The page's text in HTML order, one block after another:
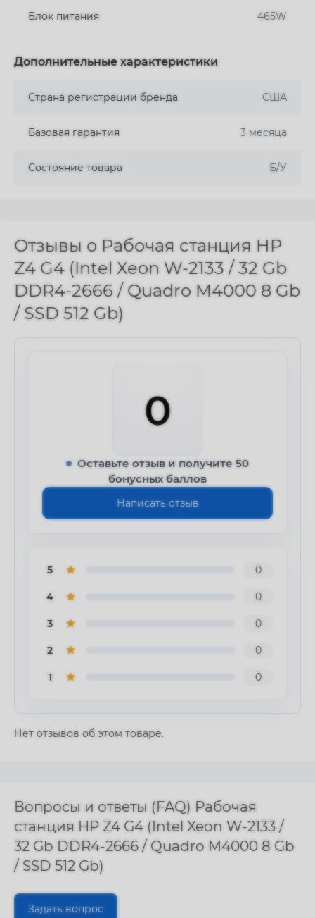
Блок питания 465W
Дополнительные характеристики
Страна регистрации бренда США
Базовая гарантия 3 месяца
Состояние товара Б/У
Отзывы о Рабочая станция HP
Z4 G4 (Intel Xeon W-2133 / 32 Gb
DDR4-2666 / Quadro M4000 8 Gb
/ SSD 512 Gb)
0
Оставьте отзыв и получите 50
бонусных баллов
Написать отзыв
5 0
4 0
3 0
2 0
1 0
Нет отзывов об этом товаре.
Вопросы и ответы (FAQ) Рабочая
станция HP Z4 G4 (Intel Xeon W-2133 /
32 Gb DDR4-2666 / Quadro M4000 8 Gb
/ SSD 512 Gb)
Задать вопрос